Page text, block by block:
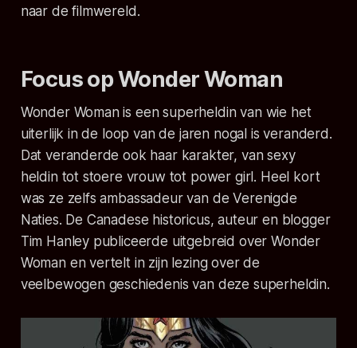
naar de filmwereld.
Focus op Wonder Woman
Wonder Woman is een superheldin van wie het
uiterlijk in de loop van de jaren nogal is veranderd.
Dat veranderde ook haar karakter, van sexy
heldin tot stoere vrouw tot power girl. Heel kort
was ze zelfs ambassadeur van de Verenigde
Naties. De Canadese historicus, auteur en blogger
Tim Hanley publiceerde uitgebreid over Wonder
Woman en vertelt in zijn lezing over de
veelbewogen geschiedenis van deze superheldin.